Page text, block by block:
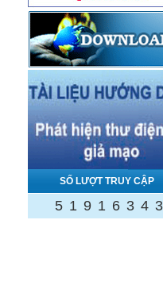
SỐ LƯỢT TRUY CẬP
5 1 9 1 6 3 4 3